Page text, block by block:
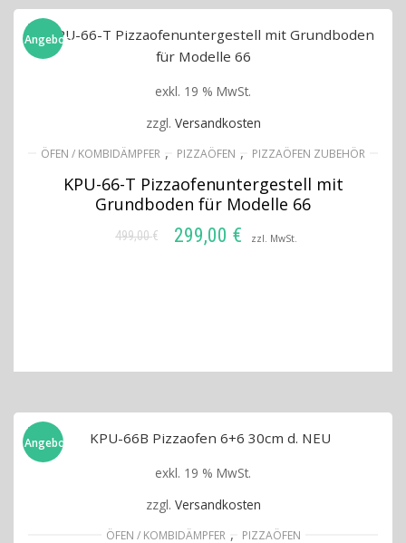
Angebot!
exkl. 19 % MwSt.
zzgl. Versandkosten
ÖFEN / KOMBIDÄMPFER , PIZZAÖFEN , PIZZAÖFEN ZUBEHÖR
KPU-66-T Pizzaofenuntergestell mit
Grundboden für Modelle 66
499,00€
Ursprünglicher
299,00 €
Aktueller
zzl. MwSt.
Angebot!
exkl. 19 % MwSt.
zzgl. Versandkosten
ÖFEN / KOMBIDÄMPFER , PIZZAÖFEN